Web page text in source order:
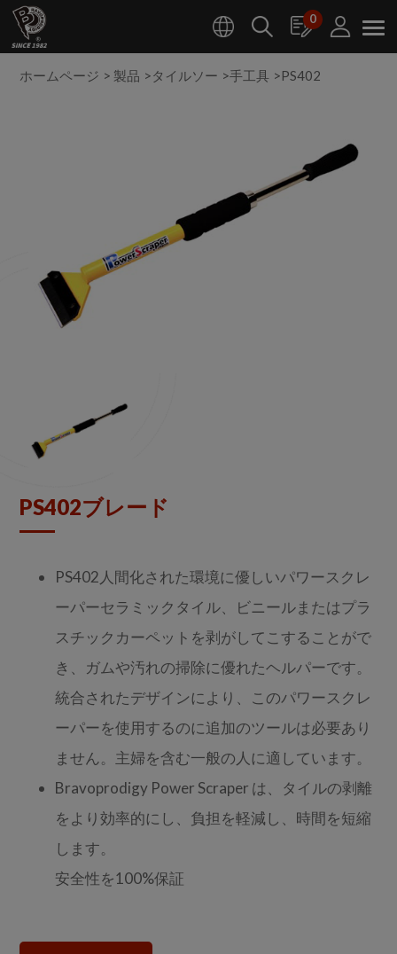
0
ホームページ 製品 タイルソー 手工具 PS402
PS402ブレード
PS402人間化された環境に優しいパワースクレ
ーパーセラミックタイル、ビニールまたはプラ
スチックカーペットを剥がしてこすることがで
き、ガムや汚れの掃除に優れたヘルパーです。
統合されたデザインにより、このパワースクレ
ーパーを使用するのに追加のツールは必要あり
ません。主婦を含む一般の人に適しています。
Bravoprodigy Power Scraper は、タイルの剥離
をより効率的にし、負担を軽減し、時間を短縮
します。
安全性を100%保証
クッキー利用の管理について